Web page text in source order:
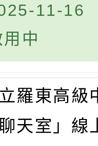
11-16
中
羅東高級
聊天室」線